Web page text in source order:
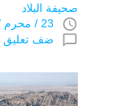
صحيفة البلاد
access_time 23 / محرم / 1448 هـ 8 يوليو 2026
chat_bubble_outline ضف تعليق